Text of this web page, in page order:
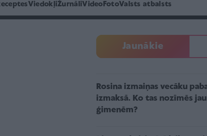
ViedokļiŽurnāliVideo FotoValsts atbalsts
Jaunākie
Rosina izmaiņas vecāku
izmaksā. Ko tas nozīmēs
ģimenēm?